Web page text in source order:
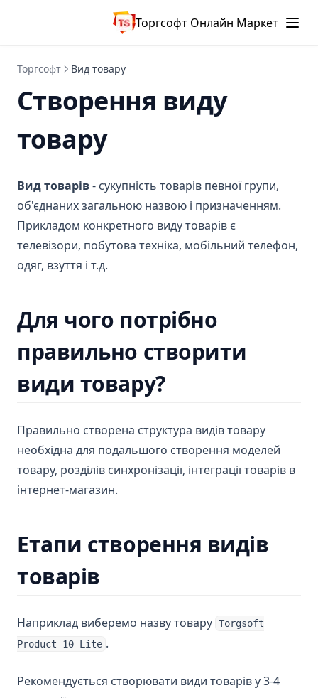
Торгсофт Онлайн Маркет
Торгсофт Вид товару
Створення виду
товару
Вид товарів- сукупність товарів певної групи,
об'єднаних загальною назвою і призначенням.
Прикладом конкретного виду товарів є
телевізори, побутова техніка, мобільний телефон,
одяг, взуття і т.д.
Для чого потрібно
правильно створити
види товару?
Правильно створена структура видів товару
необхідна для подальшого створення моделей
товару, розділів синхронізації, інтеграції товарів в
інтернет-магазин.
Етапи створення видів
товарів
Наприклад виберемо назву товару Torgsoft
Product 10 Lite .
Рекомендується створювати види товарів у 3-4